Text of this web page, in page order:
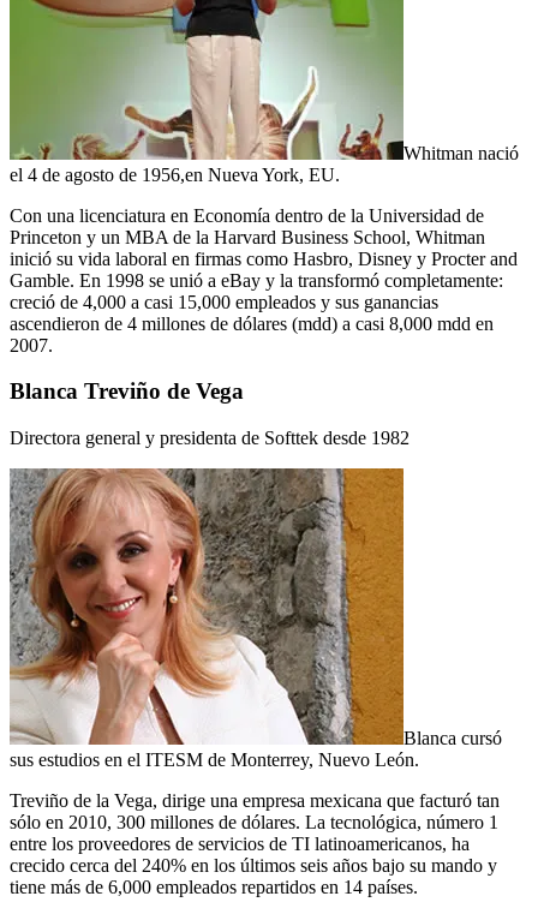
Whitman nació
el 4 de agosto de 1956,en Nueva York, EU.
Con una licenciatura en Economía dentro de la Universidad de
Princeton y un MBA de la Harvard Business School, Whitman
inició su vida laboral en firmas como Hasbro, Disney y Procter and
Gamble. En 1998 se unió a eBay y la transformó completamente:
creció de 4,000 a casi 15,000 empleados y sus ganancias
ascendieron de 4 millones de dólares (mdd) a casi 8,000 mdd en
2007.
Blanca Treviño de Vega
Directora general y presidenta de Softtek desde 1982
Blanca cursó
sus estudios en el ITESM de Monterrey, Nuevo León.
Treviño de la Vega, dirige una empresa mexicana que facturó tan
sólo en 2010, 300 millones de dólares. La tecnológica, número 1
entre los proveedores de servicios de TI latinoamericanos, ha
crecido cerca del 240% en los últimos seis años bajo su mando y
tiene más de 6,000 empleados repartidos en 14 países.